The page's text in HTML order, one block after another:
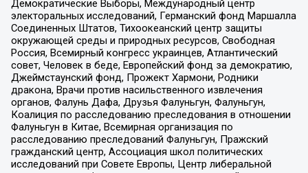
Демократические Выборы, Международный центр
электоральных исследований, Германский фонд Маршалла
Соединенных Штатов, Тихоокеанский центр защиты
окружающей среды и природных ресурсов, Свободная
Россия, Всемирный конгресс украинцев, Атлантический
совет, Человек в беде, Европейский фонд за демократию,
Джеймстаунский фонд, Прожект Хармони, Родники
дракона, Врачи против насильственного извлечения
органов, Фалунь Дафа, Друзья Фалуньгун, Фалуньгун,
Коалиция по расследованию преследования в отношении
Фалуньгун в Китае, Всемирная организация по
расследованию преследований Фалуньгун, Пражский
гражданский центр, Ассоциация школ политических
исследований при Совете Европы, Центр либеральной